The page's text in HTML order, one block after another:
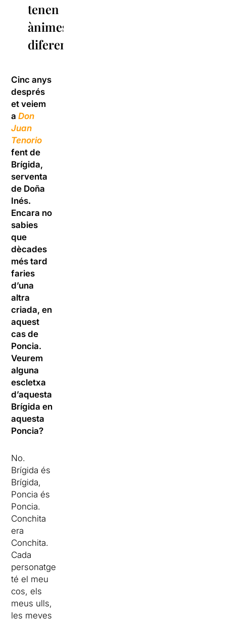
tenen
ànimes
diferents”
Cinc anys
després
et veiem
aDon
Juan
Tenorio
fent de
Brígida,
serventa
de Doña
Inés.
Encara no
sabies
que
dècades
més tard
faries
d’una
altra
criada, en
aquest
cas de
Poncia.
Veurem
alguna
escletxa
d’aquesta
Brígida en
aquesta
Poncia?
No.
Brígida és
Brígida,
Poncia és
Poncia.
Conchita
era
Conchita.
Cada
personatge
té el meu
cos, els
meus ulls,
les meves